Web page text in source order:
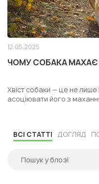
12.05.2025
ЧОМУ СОБАКА
Хвіст собаки — це не
асоціювати його з
ВСІ СТАТТІ ДОГЛЯД